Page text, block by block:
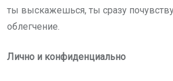
ты выскажешься, ты сразу
облегчение.
Лично и конфиденциально